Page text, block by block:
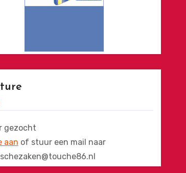
gezocht
aan of stuur een mail naar